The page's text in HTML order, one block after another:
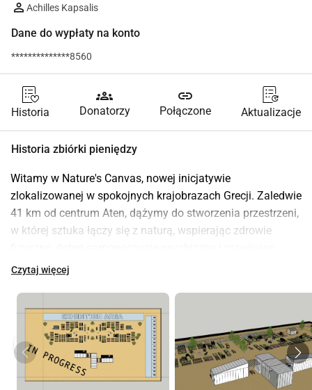
Achilles Kapsalis
Dane do wypłaty na konto
**************8560
Historia
groups
Donatorzy
link
Połączone Aktualizacje
Historia zbiórki pieniędzy
Witamy w Nature's Canvas, nowej inicjatywie
zlokalizowanej w spokojnych krajobrazach Grecji. Zaledwie
41 km od centrum Aten, dążymy do stworzenia przestrzeni,
w której sztuka łączy się z naturą, wspierając zdrowie
kreatywność.
Inicjatywa została zaprojektowana i prowadzona przez
Achilles Kapsalis, doświadczonego i pasjonującego się
artystę, miłośnika przyrody i entuzjastę kulinariów. Nature's
Canvas ma na celu stworzenie przestrzeni społecznej, w
której artyści i ludzie z różnych środowisk mogą się
spotykać, uczyć, tworzyć i rozwijać. Nasza wizja wykracza
Czytaj więcej
play_circle